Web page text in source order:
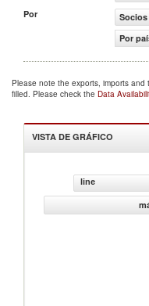
Por
Socios
Por
Please note the exports, imports
filled. Please check the Data
VISTA DE GRÁFICO
line